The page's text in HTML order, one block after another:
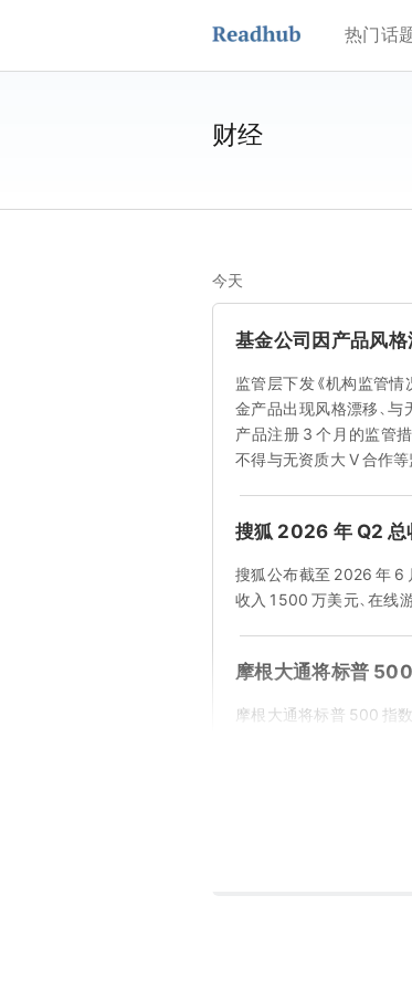
热门话
财经
今天
基金公司因产品风格
监管层下发《机构监管情
金产品出现风格漂移、
产品注册 3 个月的监管
不得与无资质大 V 合作等
搜狐 2026 年 Q2 总
搜狐公布截至 2026 年 6
收入 1500 万美元、在线
摩根大通将标普
摩根大通将标普 500 指
报道称英国监管机
英国监管机构正着手制